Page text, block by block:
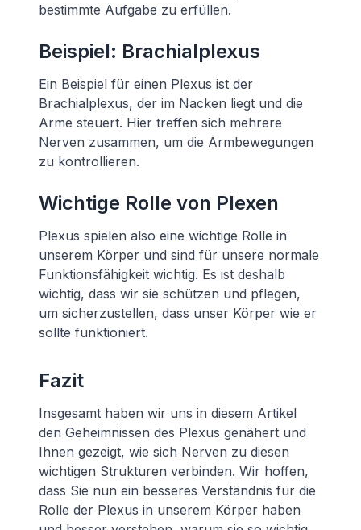
bestimmte Aufgabe zu erfüllen.
Beispiel: Brachialplexus
Ein Beispiel für einen Plexus ist der
Brachialplexus, der im Nacken liegt und die
Arme steuert. Hier treffen sich mehrere
Nerven zusammen, um die Armbewegungen
zu kontrollieren.
Wichtige Rolle von Plexen
Plexus spielen also eine wichtige Rolle in
unserem Körper und sind für unsere normale
Funktionsfähigkeit wichtig. Es ist deshalb
wichtig, dass wir sie schützen und pflegen,
um sicherzustellen, dass unser Körper wie er
sollte funktioniert.
Fazit
Insgesamt haben wir uns in diesem Artikel
den Geheimnissen des Plexus genähert und
Ihnen gezeigt, wie sich Nerven zu diesen
wichtigen Strukturen verbinden. Wir hoffen,
dass Sie nun ein besseres Verständnis für die
Rolle der Plexus in unserem Körper haben